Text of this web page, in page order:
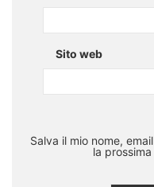
Sito web
Salva il mio nome,
la